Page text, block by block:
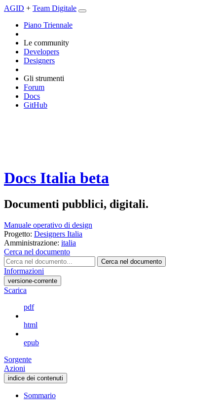
AGID + Team Digitale
Piano Triennale
Le community
Developers
Designers
Gli strumenti
Forum
Docs
GitHub
Docs Italia beta
Documenti pubblici, digitali.
Manuale operativo di design
Progetto: Designers Italia
Amministrazione: italia
Cerca nel documento
Cerca nel documento
Informazioni
versione-corrente
Scarica
pdf
html
epub
Sorgente
Azioni
indice dei contenuti
Sommario